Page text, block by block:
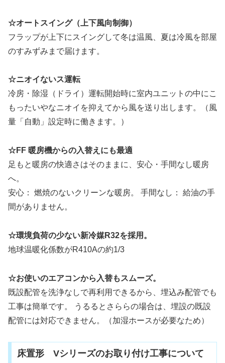
☆オートスイング（上下風向制御）
フラップが上下にスイングして冬は温風、夏は冷風を部屋
のすみずみまで届けます。
☆ニオイないス運転
冷房・除湿（ドライ）運転開始時に室内ユニットの中にこ
もったいやなニオイを抑えてから風を送り出します。（風
量「自動」設定時に働きます。）
☆FF 暖房機からの入替えにも最適
足もと暖房の快適さはそのままに、安心・手間なし暖房
へ。
安心： 燃焼のないクリーンな暖房。 手間なし： 給油の手
間がありません。
☆環境負荷の少ない新冷媒R32を採用。
地球温暖化係数がR410Aの約1/3
☆お使いのエアコンから入替もスムーズ。
既設配管を洗浄なしで再利用できるから、埋込み配管でも
工事は簡単です。 うるるとさららの場合は、埋設の既設
配管には対応できません。（加湿ホースが必要なため）
床置形 Vシリーズのお取り付け工事について